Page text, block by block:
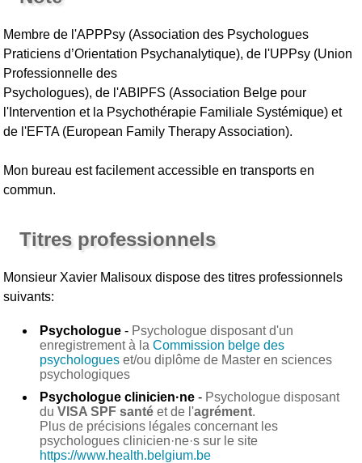
Membre de l'APPPsy (Association des Psychologues
Praticiens d’Orientation Psychanalytique), de l'UPPsy (Union
Professionnelle des
Psychologues), de l'ABIPFS (Association Belge pour
l'Intervention et la Psychothérapie Familiale Systémique) et
de l'EFTA (European Family Therapy Association).
Mon bureau est facilement accessible en transports en
commun.
Titres professionnels
Monsieur Xavier Malisoux dispose des titres professionnels
suivants:
Psychologue - Psychologue disposant d'un
enregistrement à laCommission belge des
psychologues et/ou diplôme de Master en sciences
psychologiques
Psychologue clinicien·ne - Psychologue disposant
duVISA SPF santé et de l'agrément.
Plus de précisions légales concernant les
psychologues clinicien·ne·s sur le site
https://www.health.belgium.be